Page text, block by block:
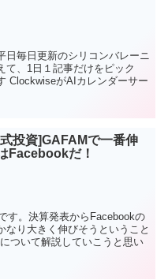
日毎日更新のシリコンバレーニ
て、1日１記事だけをピック
ClockwiseがAIカレンダーサー
投資]GAFAMで一番伸
Facebookだ！
す。決算発表からFacebookの
り大きく伸びそうということ
ついて解説していこうと思い